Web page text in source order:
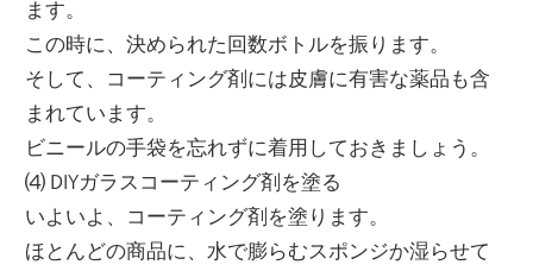
ます。
この時に、決められた回数ボトルを振ります。
そして、コーティング剤には皮膚に有害な薬品も含
まれています。
ビニールの手袋を忘れずに着用しておきましょう。
⑷ DIYガラスコーティング剤を塗る
いよいよ、コーティング剤を塗ります。
ほとんどの商品に、水で膨らむスポンジか湿らせて